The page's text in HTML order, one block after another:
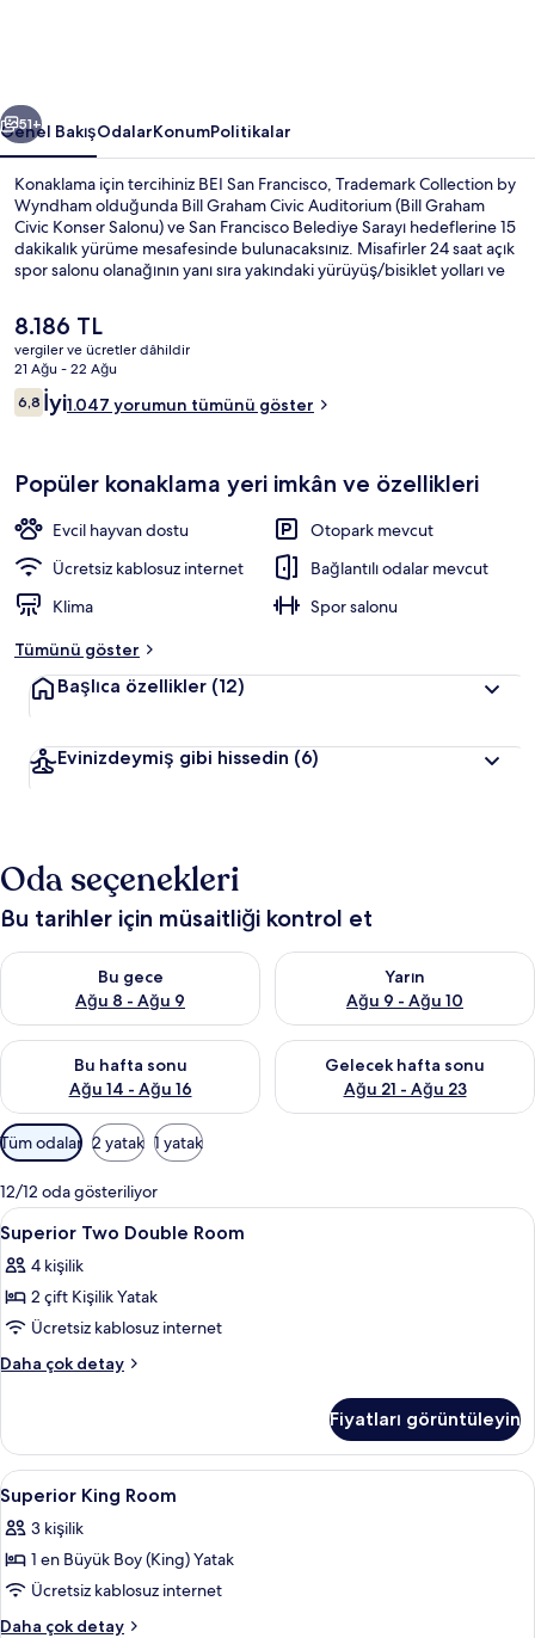
fotoğraf
galerisi
Sonraki
51+
Genel BakışOdalarKonumPolitikalar
Konaklama için tercihiniz BEI San Francisco, Trademark Collection by
Wyndham olduğunda Bill Graham Civic Auditorium (Bill Graham
Civic Konser Salonu) ve San Francisco Belediye Sarayı hedeflerine 15
dakikalık yürüme mesafesinde bulunacaksınız. Misafirler 24 saat açık
spor salonu olanağının yanı sıra yakındaki yürüyüş/bisiklet yolları ve
Moscone Kongre Merkezi ve Oracle Park Stadyumu sadece 5
dakikalık sürüş mesafesindedir. Yardıma hazır personel ve konforlu
odalar misafirlerden iyi puan alıyor. Konaklama yeri toplu taşımaya
yakındır, Market St & 8th St Durağı ve Market St & Hyde St Durağı
yürüme mesafesindedir.
Şu
anki
fiyat
8.186 TL
8.186 TL
vergiler ve ücretler dâhildir
21 Ağu - 22 Ağu
Yorumlar
6,86,8/10
İyi1.047 yorumun tümünü göster
Popüler konaklama yeri imkân ve özellikleri
Evcil hayvan dostu
Otopark mevcut
Ücretsiz kablosuz internet
Bağlantılı odalar mevcut
Klima
Spor salonu
Tümünü göster
Başlıca özellikler (12)
Evinizdeymiş gibi hissedin (6)
Oda seçenekleri
Bu tarihler için müsaitliği kontrol et
Bu gece
Ağu 8 - Ağu 9
Bu gece için müsaitliği kontrol et Ağu 8 - Ağu 9
Yarın
Ağu 9 - Ağu 10
Yarın için müsaitliği kontrol
Bu hafta sonu
Ağu 14 - Ağu 16
Bu hafta sonu için müsaitliği kontrol et Ağu 14 - Ağu 16
Gelecek hafta sonu
Ağu 21 - Ağu 23
Önümüzdeki hafta sonu için
Odalar
için
mevcut
filtreler
Tüm odalar 2 yatak 1 yatak
12/12 oda gösteriliyor
Superior
Two
Double
Room
için
tüm
Kaliteli yatak takımı, odada kasa, masa
3
Superior Two Double Room
4 kişilik
2 çift Kişilik Yatak
Ücretsiz kablosuz internet
Daha çok detay
Superior
hakkında
daha
fazla
detay
Fiyatları görüntüleyin
Superior
King
Room
için
tüm
fotoğrafları
Kaliteli yatak takımı, odada kasa, masa
2
Superior King Room
3 kişilik
1 en Büyük Boy (King) Yatak
Ücretsiz kablosuz internet
Daha çok detay
Superior